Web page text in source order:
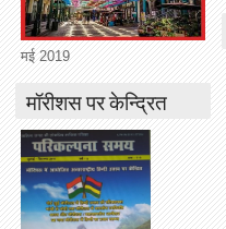
मई 2019
मॉरीशस पर केन्द्रित